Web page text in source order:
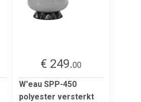
€ 249.00
W'eau SPP-450
polyester versterkt